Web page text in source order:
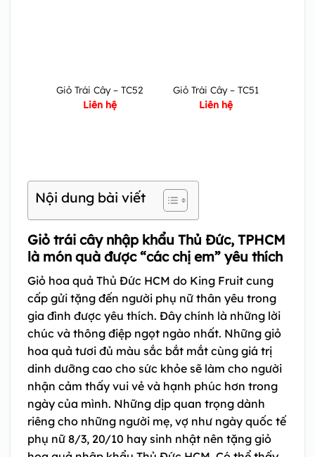
Giỏ Trái Cây – TC52
Liên hệ
Giỏ Trái Cây – TC51
Liên hệ
Nội dung bài viết
Giỏ trái cây nhập khẩu Thủ Đức, TPHCM
là món quà được “các chị em” yêu thích
Giỏ hoa quả Thủ Đức HCM do King Fruit cung
cấp gửi tặng đến người phụ nữ thân yêu trong
gia đình được yêu thích. Đây chính là những lời
chúc và thông điệp ngọt ngào nhất. Những giỏ
hoa quả tươi đủ màu sắc bắt mắt cùng giá trị
dinh dưỡng cao cho sức khỏe sẽ làm cho người
nhận cảm thấy vui vẻ và hạnh phúc hơn trong
ngày của mình. Những dịp quan trọng dành
riêng cho những người mẹ, vợ như ngày quốc tế
phụ nữ 8/3, 20/10 hay sinh nhật nên tặng giỏ